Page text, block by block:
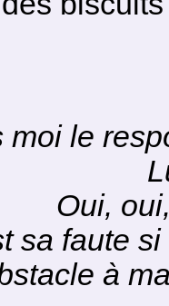
moi le
Oui,
sa faute
à